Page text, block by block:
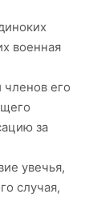
военная
его
за
увечья,
случая,